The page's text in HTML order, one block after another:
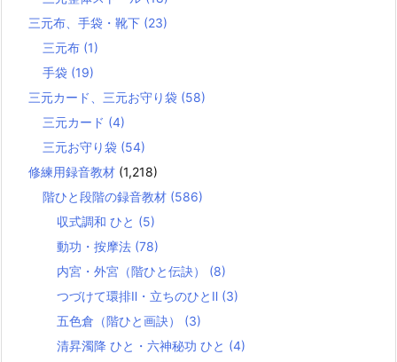
三元布、手袋・靴下 (23)
三元布 (1)
手袋 (19)
三元カード、三元お守り袋 (58)
三元カード (4)
三元お守り袋 (54)
修練用録音教材 (1,218)
階ひと段階の録音教材 (586)
収式調和 ひと (5)
動功・按摩法 (78)
内宮・外宮（階ひと伝訣） (8)
つづけて環排Ⅱ・立ちのひとⅡ (3)
五色倉（階ひと画訣） (3)
清昇濁降 ひと・六神秘功 ひと (4)